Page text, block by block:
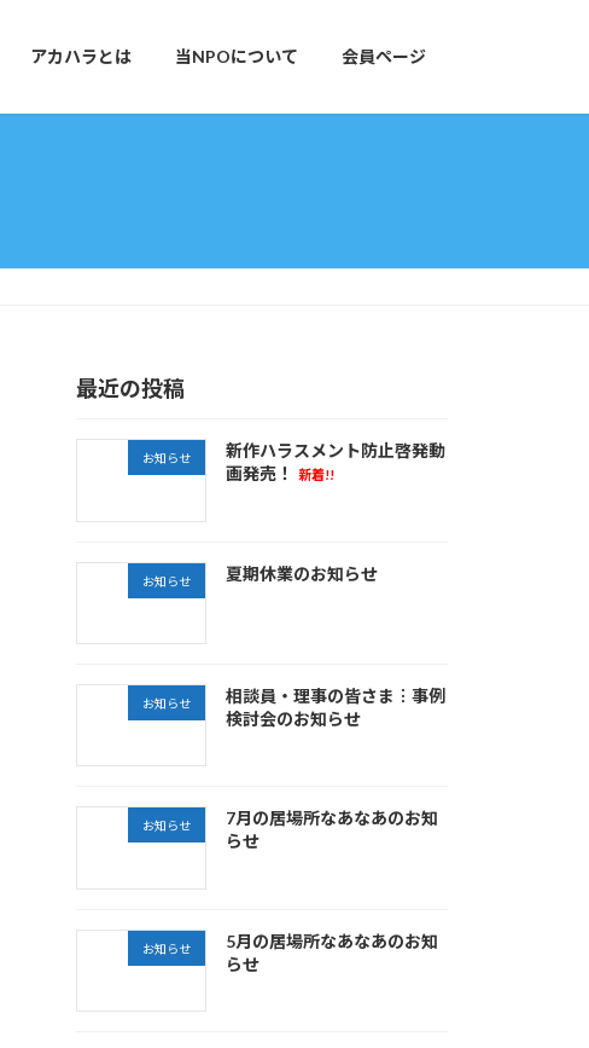
アカハラとは 当NPOについて 会員ページ
最近の投稿
お知らせ
新作ハラスメント防止啓発動
画発売！
新着!!
お知らせ 夏期休業のお知らせ
お知らせ
相談員・理事の皆さま︙事例
検討会のお知らせ
お知らせ
7月の居場所なあなあのお知
らせ
お知らせ
5月の居場所なあなあのお知
らせ